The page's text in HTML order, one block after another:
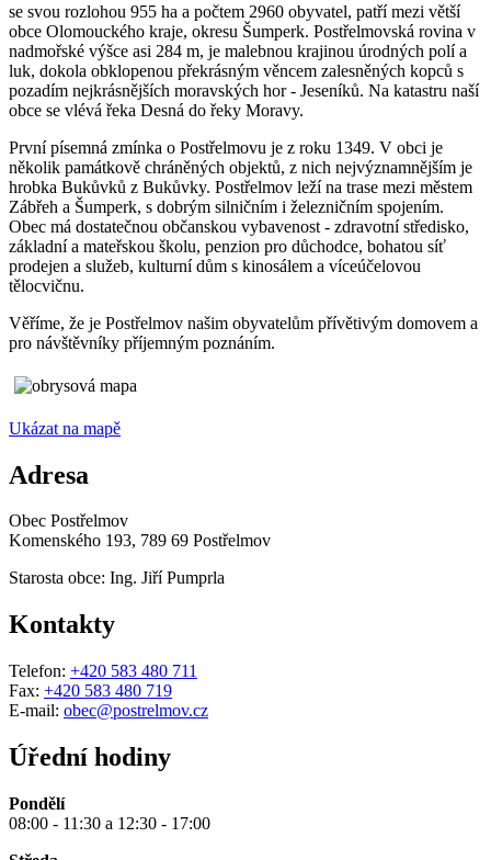
se svou rozlohou 955 ha a počtem 2960 obyvatel, patří mezi větší
obce Olomouckého kraje, okresu Šumperk. Postřelmovská rovina v
nadmořské výšce asi 284 m, je malebnou krajinou úrodných polí a
luk, dokola obklopenou překrásným věncem zalesněných kopců s
pozadím nejkrásnějších moravských hor - Jeseníků. Na katastru naší
obce se vlévá řeka Desná do řeky Moravy.
První písemná zmínka o Postřelmovu je z roku 1349. V obci je
několik památkově chráněných objektů, z nich nejvýznamnějším je
hrobka Bukůvků z Bukůvky. Postřelmov leží na trase mezi městem
Zábřeh a Šumperk, s dobrým silničním i železničním spojením.
Obec má dostatečnou občanskou vybavenost - zdravotní středisko,
základní a mateřskou školu, penzion pro důchodce, bohatou síť
prodejen a služeb, kulturní dům s kinosálem a víceúčelovou
tělocvičnu.
Věříme, že je Postřelmov našim obyvatelům přívětivým domovem a
pro návštěvníky příjemným poznáním.
Ukázat na mapě
Adresa
Obec Postřelmov
Komenského 193, 789 69 Postřelmov
Starosta obce: Ing. Jiří Pumprla
Kontakty
Telefon: +420 583 480 711
Fax: +420 583 480 719
E-mail: obec@postrelmov.cz
Úřední hodiny
Pondělí
08:00 - 11:30 a 12:30 - 17:00